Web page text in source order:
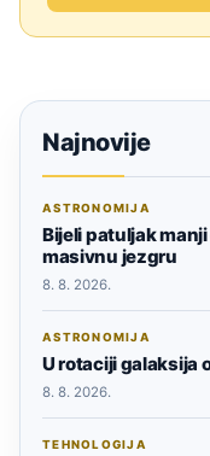
Najnovije
ASTRONOMIJA
Bijeli patuljak
masivnu jezgru
8. 8. 2026.
ASTRONOMIJA
U rotaciji galaksija
8. 8. 2026.
TEHNOLOGIJA